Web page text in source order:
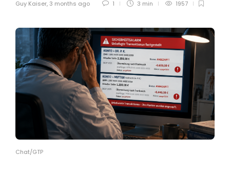
Guy Kaiser, 3 months ago 1 3 min 1957
Chat/GTP